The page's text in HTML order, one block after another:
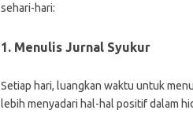
sehari-hari:
1. Menulis Jurnal Syukur
Setiap hari, luangkan waktu untuk
lebih menyadari hal-hal positif dalam